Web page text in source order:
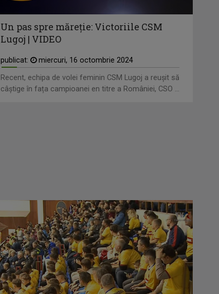
Un pas spre măreție: Victoriile CSM
Lugoj | VIDEO
publicat:
miercuri, 16 octombrie 2024
Recent, echipa de volei feminin CSM Lugoj a reușit să
câștige în fața campioanei en titre a României, CSO ...